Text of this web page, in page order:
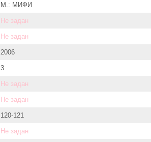
М.: МИФИ
Не задан
Не задан
2006
3
Не задан
Не задан
120-121
Не задан